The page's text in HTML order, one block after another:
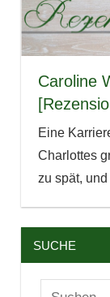
Caroline
Eine
Charlottes
zu spät, und
SUCHE
Suchen